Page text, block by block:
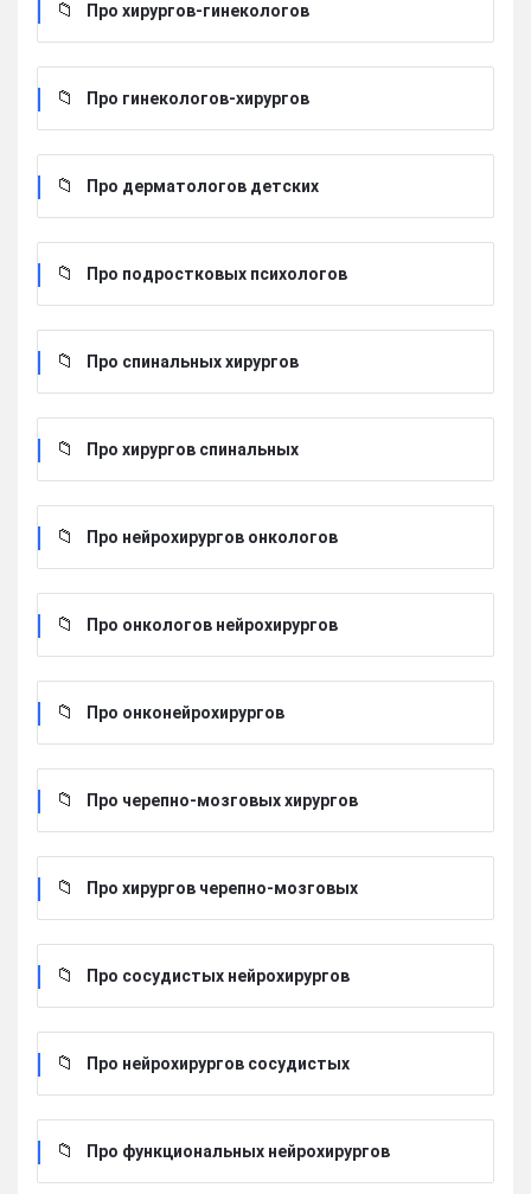
Про хирургов-гинекологов
Про гинекологов-хирургов
Про дерматологов детских
Про подростковых психологов
Про спинальных хирургов
Про хирургов cпинальных
Про нейрохирургов онкологов
Про онкологов нейрохирургов
Про онконейрохирургов
Про черепно-мозговых хирургов
Про хирургов черепно-мозговых
Про сосудистых нейрохирургов
Про нейрохирургов сосудистых
Про функциональных нейрохирургов